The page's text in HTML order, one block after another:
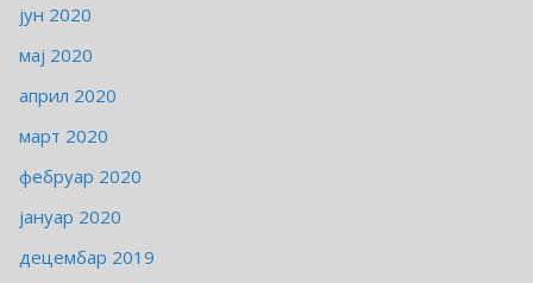
јун 2020
мај 2020
април 2020
март 2020
фебруар 2020
јануар 2020
децембар 2019